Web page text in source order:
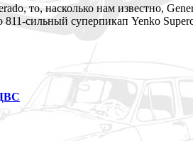
то, насколько нам известно,
сильный суперпикап Yenko